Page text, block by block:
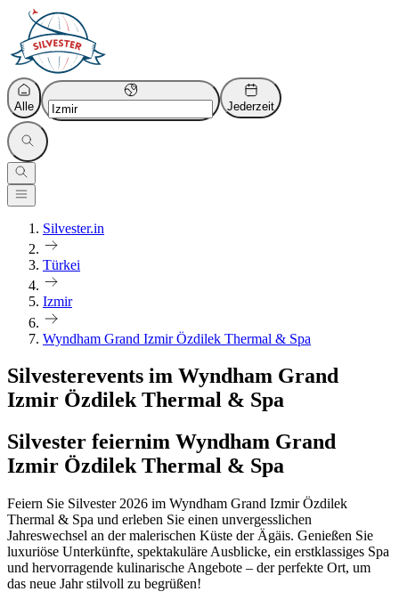
Alle Jederzeit
Silvester.in
Türkei
Izmir
Wyndham Grand Izmir Özdilek Thermal & Spa
Silvesterevents im Wyndham Grand
Izmir Özdilek Thermal & Spa
Silvester feiernim Wyndham Grand
Izmir Özdilek Thermal & Spa
Feiern Sie Silvester 2026 im Wyndham Grand Izmir Özdilek
Thermal & Spa und erleben Sie einen unvergesslichen
Jahreswechsel an der malerischen Küste der Ägäis. Genießen Sie
luxuriöse Unterkünfte, spektakuläre Ausblicke, ein erstklassiges Spa
und hervorragende kulinarische Angebote – der perfekte Ort, um
das neue Jahr stilvoll zu begrüßen!